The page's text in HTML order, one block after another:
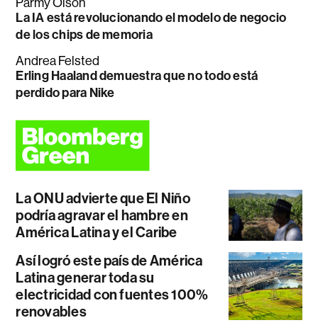
Parmy Olson
La IA está revolucionando el modelo de negocio
de los chips de memoria
Andrea Felsted
Erling Haaland demuestra que no todo está
perdido para Nike
La ONU advierte que El Niño
podría agravar el hambre en
América Latina y el Caribe
Así logró este país de América
Latina generar toda su
electricidad con fuentes 100%
renovables